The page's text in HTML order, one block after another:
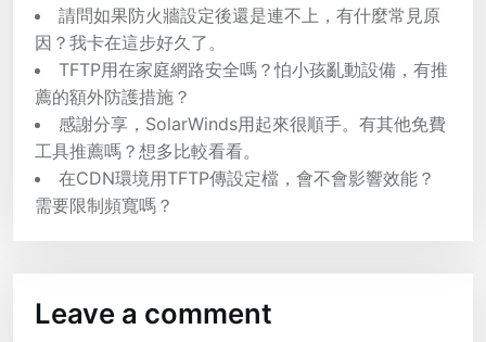
請問如果防火牆設定後還是連不上，有什麼常見原
因？我卡在這步好久了。
TFTP用在家庭網路安全嗎？怕小孩亂動設備，有推
薦的額外防護措施？
感謝分享，SolarWinds用起來很順手。有其他免費
工具推薦嗎？想多比較看看。
在CDN環境用TFTP傳設定檔，會不會影響效能？
需要限制頻寬嗎？
Leave a comment